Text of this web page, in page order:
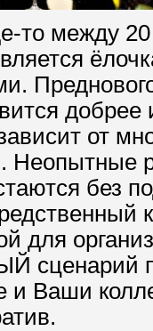
то между
добрее
от
Неопытные
без
для
и Ваши